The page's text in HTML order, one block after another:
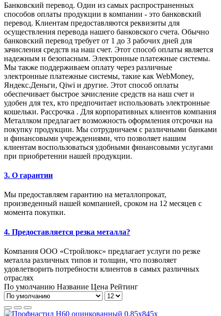
Банковский перевод. Один из самых распространенных
способов оплаты продукции в компании - это банковский
перевод. Клиентам предоставляются реквизиты для
осуществления перевода нашего банковского счета. Обычно
банковский перевод требует от 1 до 3 рабочих дней для
зачисления средств на наш счет. Этот способ оплаты является
надежным и безопасным. Электронные платежные системы.
Мы также поддерживаем оплату через различные
электронные платежные системы, такие как WebMoney,
Яндекс.Деньги, Qiwi и другие. Этот способ оплаты
обеспечивает быстрое зачисление средств на наш счет и
удобен для тех, кто предпочитает использовать электронные
кошельки. Рассрочка . Для корпоративных клиентов компания
Металлком предлагает возможность оформления отсрочки на
покупку продукции. Мы сотрудничаем с различными банками
и финансовыми учреждениями, что позволяет нашим
клиентам воспользоваться удобными финансовыми услугами
при приобретении нашей продукции.
3. О гарантии
Мы предоставляем гарантию на металлопрокат,
произведенный нашей компанией, сроком на 12 месяцев с
момента покупки.
4. Предоставляется резка металла?
Компания ООО «Стройлюкс» предлагает услуги по резке
металла различных типов и толщин, что позволяет
удовлетворить потребности клиентов в самых различных
отраслях
По умолчанию Название Цена Рейтинг